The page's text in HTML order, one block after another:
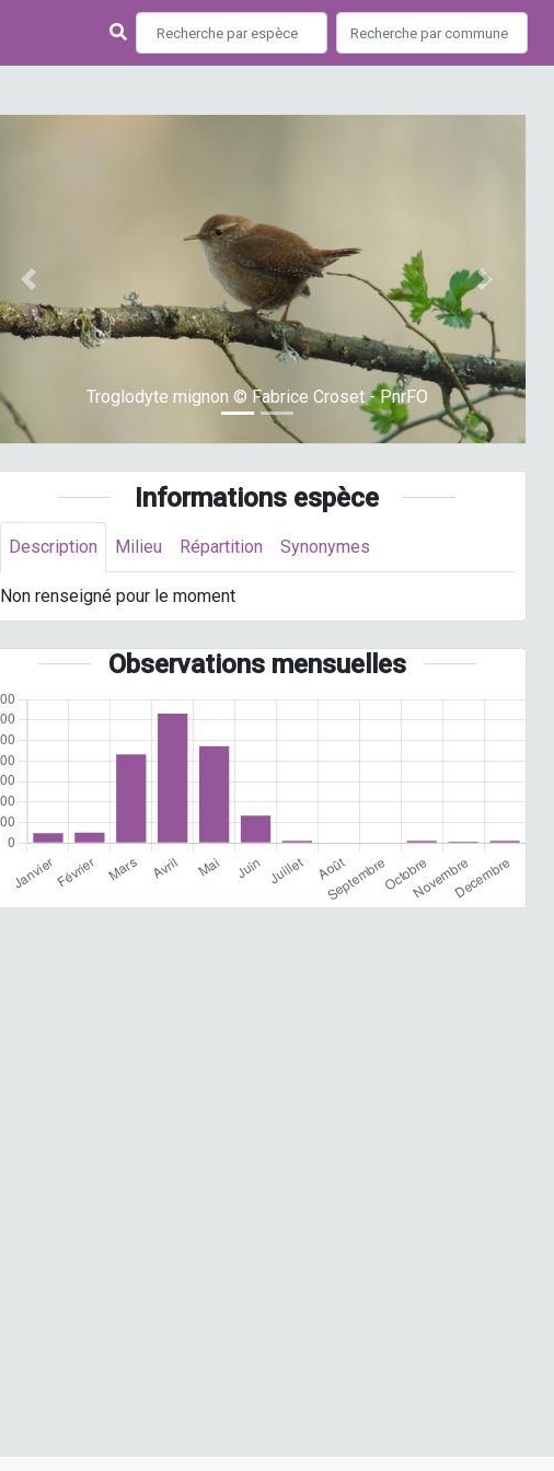
Troglodyte mignon © Fabrice Croset - PnrFO
Previous Next
Informations espèce
Description Milieu Répartition Synonymes
Non renseigné pour le moment
Observations mensuelles